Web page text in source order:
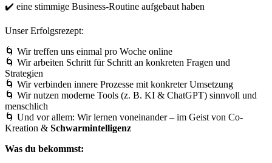
✔️ eine stimmige Business-Routine aufgebaut haben
Unser Erfolgsrezept:
🌀 Wir treffen uns einmal pro Woche online
🌀 Wir arbeiten Schritt für Schritt an konkreten Fragen und
Strategien
🌀 Wir verbinden innere Prozesse mit konkreter Umsetzung
🌀 Wir nutzen moderne Tools (z. B. KI & ChatGPT) sinnvoll und
menschlich
🌀 Und vor allem: Wir lernen voneinander – im Geist von Co-
Kreation & Schwarmintelligenz
Was du bekommst: